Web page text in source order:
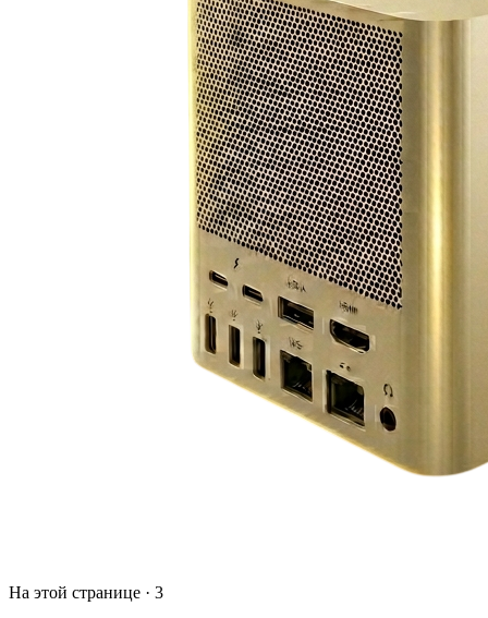
На этой странице · 3